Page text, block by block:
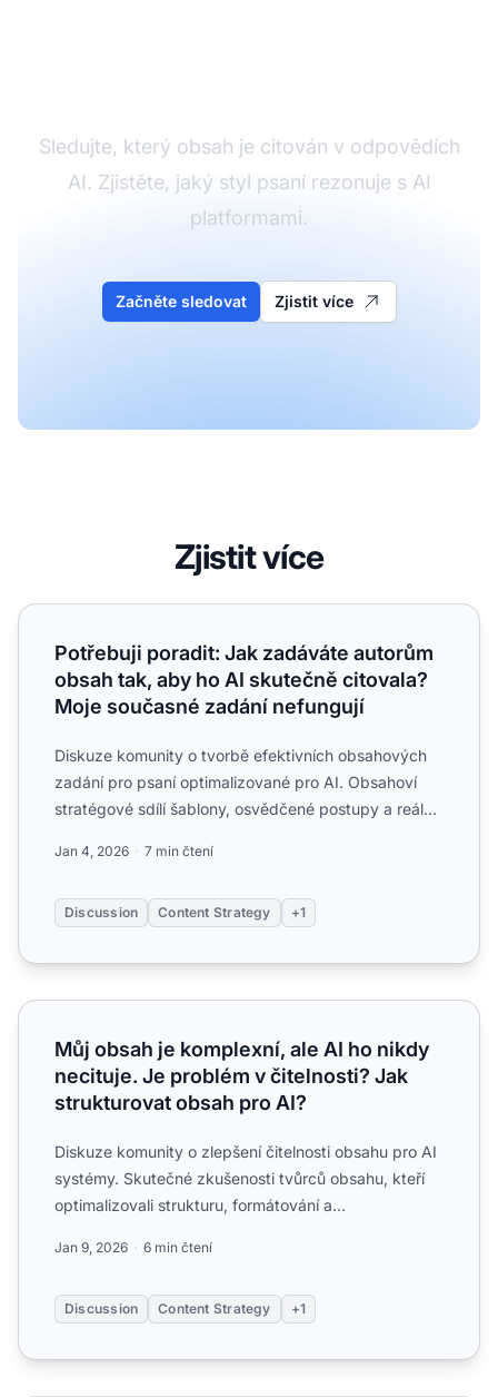
Sledujte, který obsah je citován v odpovědích
AI. Zjistěte, jaký styl psaní rezonuje s AI
platformami.
Začněte sledovat Zjistit více
Zjistit více
Potřebuji poradit: Jak zadáváte autorům obsah tak, aby
Potřebuji poradit: Jak zadáváte autorům
obsah tak, aby ho AI skutečně citovala?
Moje současné zadání nefungují
Diskuze komunity o tvorbě efektivních obsahových
zadání pro psaní optimalizované pro AI. Obsahoví
stratégové sdílí šablony, osvědčené postupy a reálné
Jan 4, 2026 7 min čtení
Discussion Content Strategy +1
Můj obsah je komplexní, ale AI ho nikdy necituje. Je
Můj obsah je komplexní, ale AI ho nikdy
necituje. Je problém v čitelnosti? Jak
strukturovat obsah pro AI?
Diskuze komunity o zlepšení čitelnosti obsahu pro AI
systémy. Skutečné zkušenosti tvůrců obsahu, kteří
optimalizovali strukturu, formátování a
Jan 9, 2026 6 min čtení
Discussion Content Strategy +1